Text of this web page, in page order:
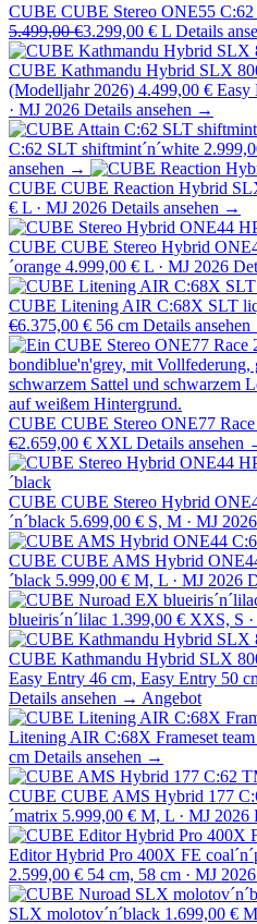
CUBE CUBE Stereo ONE55 C:62
5.499,00 €3.299,00 € L Details
CUBE Kathmandu Hybrid SLX
(Modelljahr 2026) 4.499,00 € Easy
· MJ 2026 Details ansehen →
C:62 SLT shiftmint´n´white
ansehen →
CUBE CUBE Reaction Hybrid
€ L · MJ 2026 Details ansehen →
CUBE CUBE Stereo Hybrid
´orange 4.999,00 € L · MJ 2026
CUBE Litening AIR C:68X SLT
€6.375,00 € 56 cm Details
CUBE CUBE Stereo ONE77 Race
€2.659,00 € XXL Details ansehen
CUBE CUBE Stereo Hybrid
´n´black 5.699,00 € S, M · MJ 2026
CUBE CUBE AMS Hybrid
´black 5.999,00 € M, L · MJ 2026
blueiris´n´lilac 1.399,00 € XXS, S
CUBE Kathmandu Hybrid SLX
Easy Entry 46 cm, Easy Entry 50
Details ansehen → Angebot
Litening AIR C:68X Frameset team
cm Details ansehen →
CUBE CUBE AMS Hybrid 177
´matrix 5.999,00 € M, L · MJ 2026
Editor Hybrid Pro 400X FE
2.599,00 € 54 cm, 58 cm · MJ 2026
SLX molotov´n´black 1.699,00 €